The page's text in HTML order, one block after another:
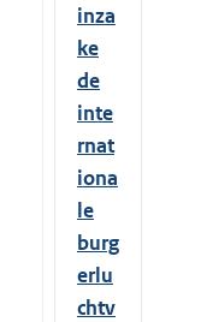
inza
ke
de
inte
rnat
iona
le
burg
erlu
chtv